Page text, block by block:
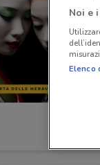
Noi e
Elenco